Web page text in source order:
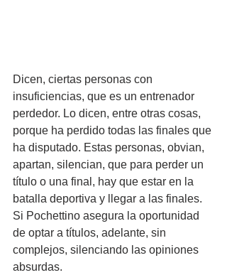
Dicen, ciertas personas con
insuficiencias, que es un entrenador
perdedor. Lo dicen, entre otras cosas,
porque ha perdido todas las finales que
ha disputado. Estas personas, obvian,
apartan, silencian, que para perder un
título o una final, hay que estar en la
batalla deportiva y llegar a las finales.
Si Pochettino asegura la oportunidad
de optar a títulos, adelante, sin
complejos, silenciando las opiniones
absurdas.